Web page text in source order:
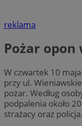
reklama
Pożar opon
W czwartek 10
przy ul.
pożar. Według
podpalenia około
strażacy oraz policja.